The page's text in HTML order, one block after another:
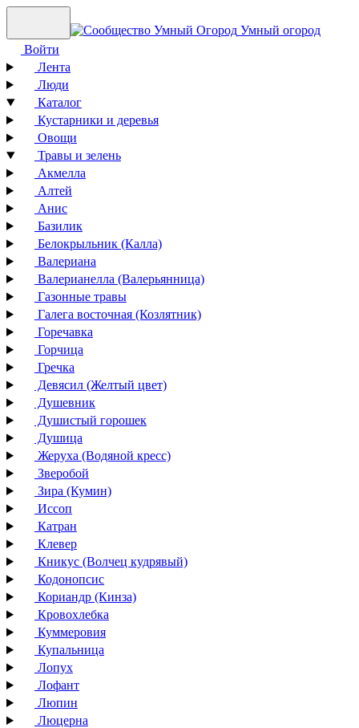
Умный огород
Войти
Лента
Люди
Каталог
Кустарники и деревья
Овощи
Травы и зелень
Акмелла
Алтей
Анис
Базилик
Белокрыльник (Калла)
Валериана
Валерианелла (Валерьянница)
Газонные травы
Галега восточная (Козлятник)
Горечавка
Горчица
Гречка
Девясил (Желтый цвет)
Душевник
Душистый горошек
Душица
Жеруха (Водяной кресс)
Зверобой
Зира (Кумин)
Иссоп
Катран
Клевер
Кникус (Волчец кудрявый)
Кодонопсис
Кориандр (Кинза)
Кровохлебка
Куммеровия
Купальница
Лопух
Лофант
Люпин
Люцерна